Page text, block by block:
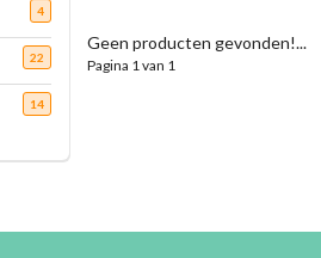
4
22
14
Geen producten gevonden!...
Pagina 1 van 1